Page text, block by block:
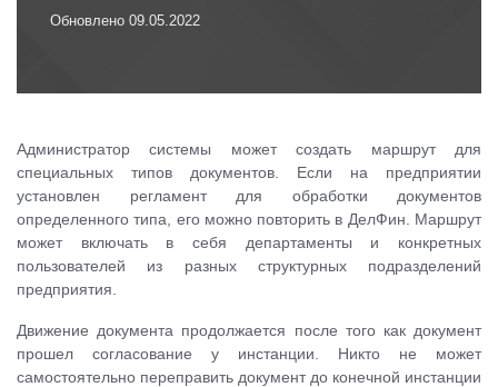
Обновлено 09.05.2022
Администратор системы может создать маршрут для
специальных типов документов. Если на предприятии
установлен регламент для обработки документов
определенного типа, его можно повторить в ДелФин. Маршрут
может включать в себя департаменты и конкретных
пользователей из разных структурных подразделений
предприятия.
Движение документа продолжается после того как документ
прошел согласование у инстанции. Никто не может
самостоятельно переправить документ до конечной инстанции